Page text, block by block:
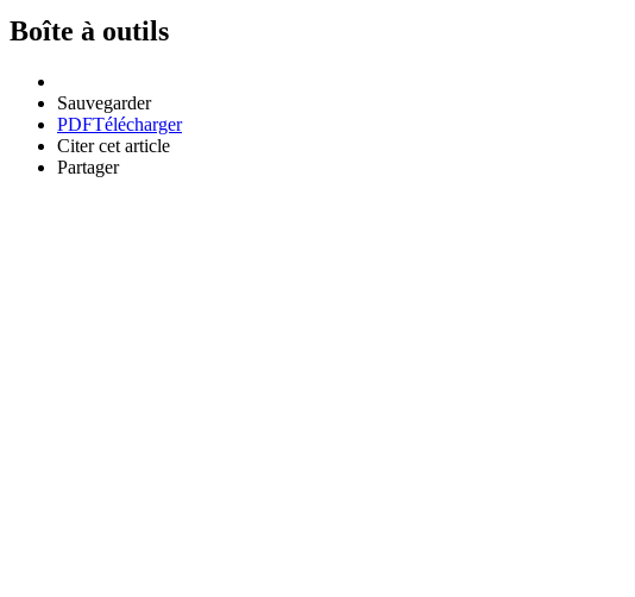
Boîte à outils
Sauvegarder
PDFTélécharger
Citer cet article
Partager